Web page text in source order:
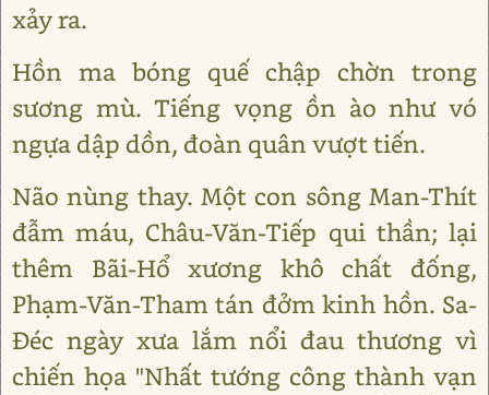
xảy ra.
Hồn ma bóng quế chập chờn trong
sương mù. Tiếng vọng ồn ào như vó
ngựa dập dồn, đoàn quân vượt tiến.
Não nùng thay. Một con sông Man-Thít
đẫm máu, Châu-Văn-Tiếp qui thần; lại
thêm Bãi-Hổ xương khô chất đống,
Phạm-Văn-Tham tán đởm kinh hồn. Sa-
Đéc ngày xưa lắm nổi đau thương vì
chiến họa "Nhất tướng công thành vạn